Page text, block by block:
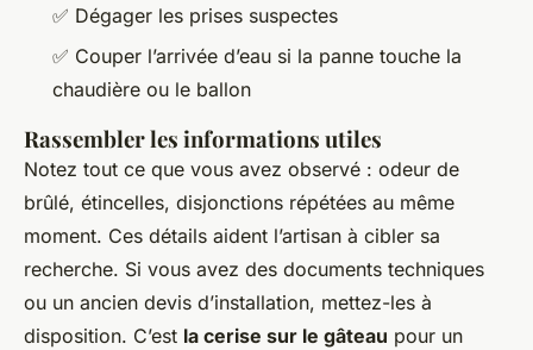
✅ Dégager les prises suspectes
✅ Couper l’arrivée d’eau si la panne touche la
chaudière ou le ballon
Rassembler les informations utiles
Notez tout ce que vous avez observé : odeur de
brûlé, étincelles, disjonctions répétées au même
moment. Ces détails aident l’artisan à cibler sa
recherche. Si vous avez des documents techniques
ou un ancien devis d’installation, mettez-les à
disposition. C’est la cerise sur le gâteau pour un